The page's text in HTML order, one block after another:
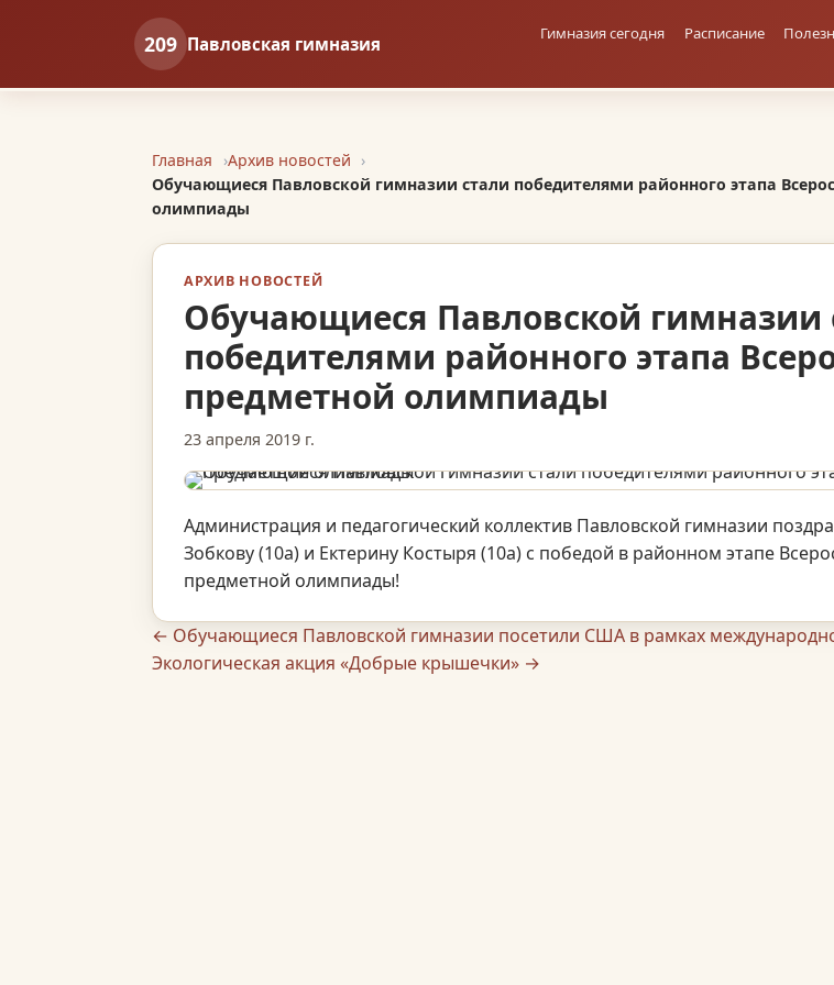
209 Павловская гимназия Гимназия сегодня Расписание
Главная
Архив новостей
Обучающиеся Павловской гимназии стали победителями районного этапа
олимпиады
АРХИВ НОВОСТЕЙ
Обучающиеся Павловской гимназии
победителями районного этапа
предметной олимпиады
23 апреля 2019 г.
Администрация и педагогический коллектив Павловской гимназии
Зобкову (10а) и Ектерину Костыря (10а) с победой в районном этапе
предметной олимпиады!
← Обучающиеся Павловской гимназии посетили США в рамках
Экологическая акция «Добрые крышечки» →